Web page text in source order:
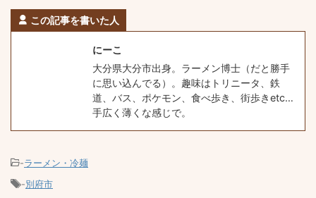
この記事を書いた人
にーこ
大分県大分市出身。ラーメン博士（だと勝手
に思い込んでる）。趣味はトリニータ、鉄
道、バス、ポケモン、食べ歩き、街歩きetc…
手広く薄くな感じで。
-ラーメン・冷麺
-別府市